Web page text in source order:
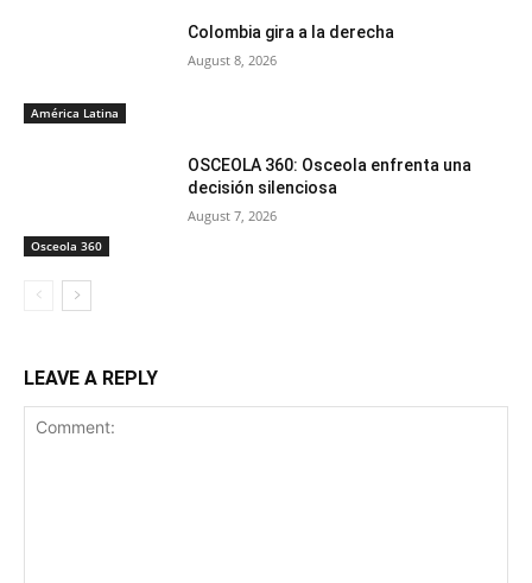
América Latina
Colombia gira a la derecha
August 8, 2026
Osceola 360
OSCEOLA 360: Osceola enfrenta una
decisión silenciosa
August 7, 2026
LEAVE A REPLY